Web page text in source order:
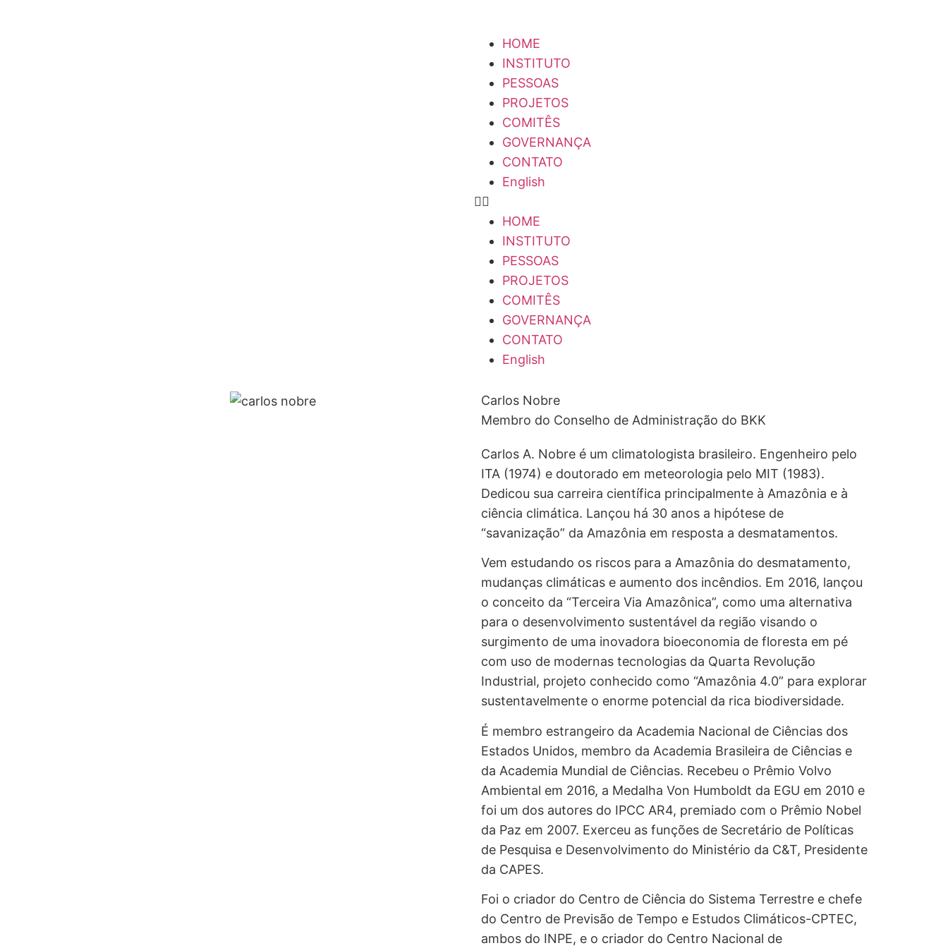
HOME
INSTITUTO
PESSOAS
PROJETOS
COMITÊS
GOVERNANÇA
CONTATO
English
HOME
INSTITUTO
PESSOAS
PROJETOS
COMITÊS
GOVERNANÇA
CONTATO
English
Carlos Nobre
Membro do Conselho de Administração do BKK
Carlos A. Nobre é um climatologista brasileiro. Engenheiro pelo
ITA (1974) e doutorado em meteorologia pelo MIT (1983).
Dedicou sua carreira científica principalmente à Amazônia e à
ciência climática. Lançou há 30 anos a hipótese de
“savanização” da Amazônia em resposta a desmatamentos.
Vem estudando os riscos para a Amazônia do desmatamento,
mudanças climáticas e aumento dos incêndios. Em 2016, lançou
o conceito da “Terceira Via Amazônica”, como uma alternativa
para o desenvolvimento sustentável da região visando o
surgimento de uma inovadora bioeconomia de floresta em pé
com uso de modernas tecnologias da Quarta Revolução
Industrial, projeto conhecido como “Amazônia 4.0” para explorar
sustentavelmente o enorme potencial da rica biodiversidade.
É membro estrangeiro da Academia Nacional de Ciências dos
Estados Unidos, membro da Academia Brasileira de Ciências e
da Academia Mundial de Ciências. Recebeu o Prêmio Volvo
Ambiental em 2016, a Medalha Von Humboldt da EGU em 2010 e
foi um dos autores do IPCC AR4, premiado com o Prêmio Nobel
da Paz em 2007. Exerceu as funções de Secretário de Políticas
de Pesquisa e Desenvolvimento do Ministério da C&T, Presidente
da CAPES.
Foi o criador do Centro de Ciência do Sistema Terrestre e chefe
do Centro de Previsão de Tempo e Estudos Climáticos-CPTEC,
ambos do INPE, e o criador do Centro Nacional de